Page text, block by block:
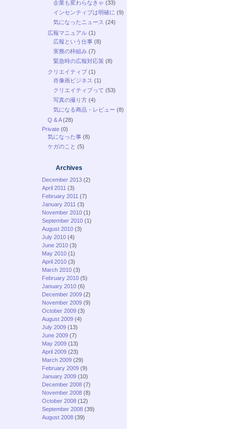
企業も変わらなきゃ (33)
インセンティブは明確に (9)
気になったニュース (24)
広報マニュアル (1)
広報という仕事 (8)
実務の枠組み (7)
緊急時の広報対応策 (8)
クリエイティブ (1)
肖像画ビジネス (1)
クリエイティブって (53)
写真の撮り方 (4)
気になる商品・レビュー (8)
Q & A(28)
Private (0)
気になった事 (8)
ケガのこと (5)
Archives
December 2013 (2)
April 2011 (3)
February 2011 (7)
January 2011 (3)
November 2010 (1)
September 2010 (1)
August 2010 (3)
July 2010 (4)
June 2010 (3)
May 2010 (1)
April 2010 (3)
March 2010 (3)
February 2010 (5)
January 2010 (6)
December 2009 (2)
November 2009 (9)
October 2009 (3)
August 2009 (4)
July 2009 (13)
June 2009 (7)
May 2009 (13)
April 2009 (23)
March 2009 (29)
February 2009 (9)
January 2009 (10)
December 2008 (7)
November 2008 (8)
October 2008 (12)
September 2008 (39)
August 2008 (39)